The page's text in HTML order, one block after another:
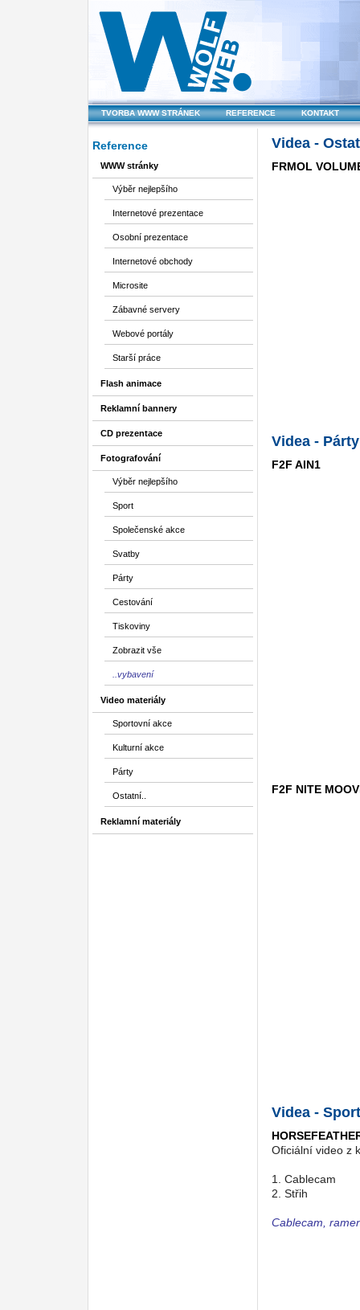
TVORBA WWW STRÁNEK REFERENCE KONTAKT
Videa -
FRMOL
Videa - Párty
F2F AIN1
F2F NITE
Videa -
Oficiální video z
1. Cablecam
2. Střih
Cablecam,
Reference
WWW stránky
Výběr nejlepšího
Internetové prezentace
Osobní prezentace
Internetové obchody
Microsite
Zábavné servery
Webové portály
Starší práce
Flash animace
Reklamní bannery
CD prezentace
Fotografování
Výběr nejlepšího
Sport
Společenské akce
Svatby
Párty
Cestování
Tiskoviny
Zobrazit vše
..vybavení
Video materiály
Sportovní akce
Kulturní akce
Párty
Ostatní..
Reklamní materiály